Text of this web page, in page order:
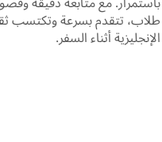
طلاب، تتقدم بسرعة وتكتسب
الإنجليزية أثناء السفر.